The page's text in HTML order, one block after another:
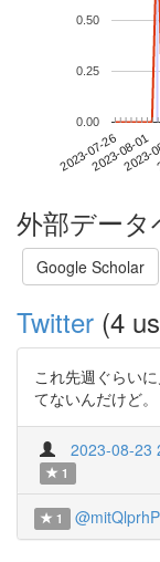
2023-07-262023-08-01
0.00
0.25
0.50
外部デー
Google Scholar
Twitter (4
これ先週ぐらい
てないんだけど
2023-08-23
1
1